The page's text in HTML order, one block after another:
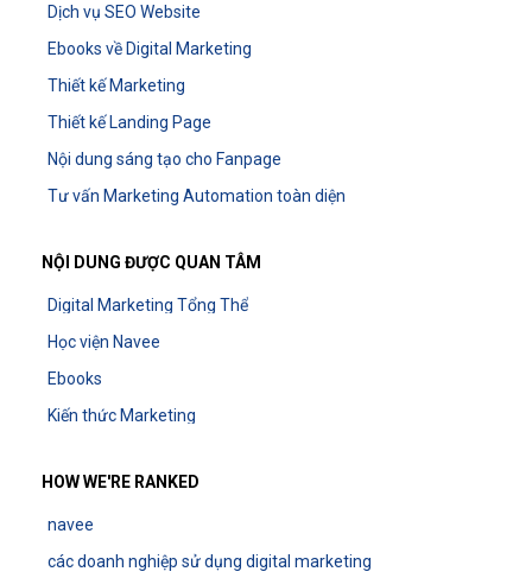
Dịch vụ SEO Website
Ebooks về Digital Marketing
Thiết kế Marketing
Thiết kế Landing Page
Nội dung sáng tạo cho Fanpage
Tư vấn Marketing Automation toàn diện
NỘI DUNG ĐƯỢC QUAN TÂM
Digital Marketing Tổng Thể
Học viện Navee
Ebooks
Kiến thức Marketing
HOW WE'RE RANKED
navee
các doanh nghiệp sử dụng digital marketing